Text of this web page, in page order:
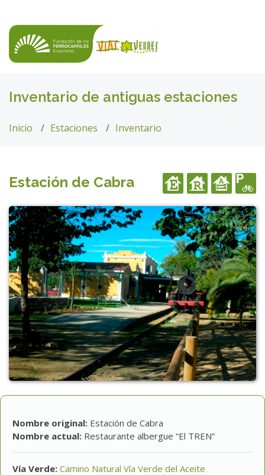
Inventario de antiguas estaciones
Inicio Estaciones Inventario
Estación de Cabra
Nombre original: Estación de Cabra
Nombre actual: Restaurante albergue “El TREN”
Vía Verde: Camino Natural Vía Verde del Aceite